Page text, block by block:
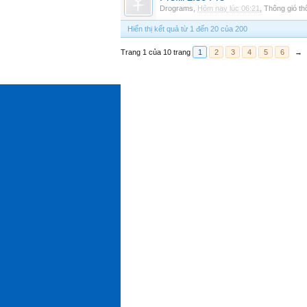
Drograms Hôm nay lúc 06:21 Thông gió
Hiển thị kết quả từ 1 đến 20 của 200
Trang 1 của 10 trang 1 2 3 4 5 6 →